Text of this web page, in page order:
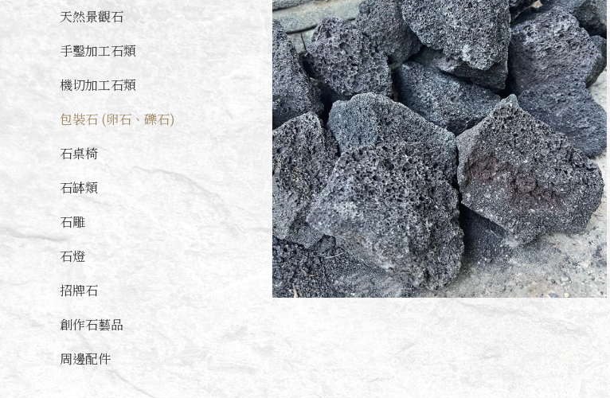
天然景觀石
手鑿加工石類
機切加工石類
包裝石 (卵石、礫石)
石桌椅
石缽類
石雕
石燈
招牌石
創作石藝品
周邊配件